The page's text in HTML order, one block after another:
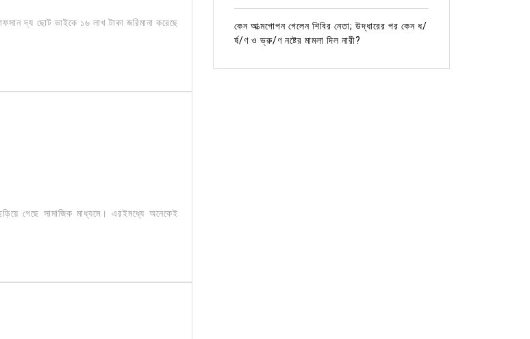
দ্য ছোট ভাইকে ১৬ লাখ টাকা জরিমানা করেছে
গেছে সামাজিক মাধ্যমে। এরইমধ্যে অনেকেই
কেন আত্মগোপন গেলেন শিবির নেতা; উদ্ধারের পর কেন ধ/
র্ষ/ণ ও ভ্রু/ণ নষ্টের মামলা দিল নারী?